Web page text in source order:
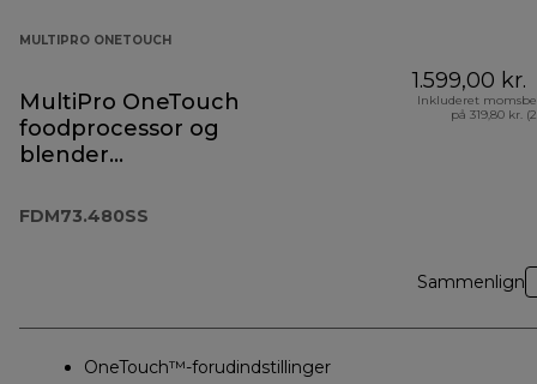
MULTIPRO ONETOUCH
MultiPro OneTouch
foodprocessor og
blender
FDM73.480SS
1.599,00 kr.
Inkluderet
på 319,80 kr.
Sammenlign
OneTouch™-forudindstillinger